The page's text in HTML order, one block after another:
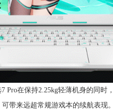
在保持2.25kg轻薄机身的同时
带来远超常规游戏本的续航表现